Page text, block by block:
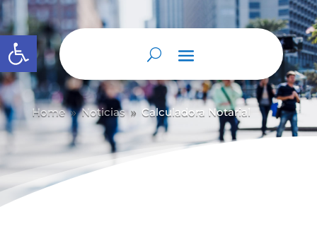
Abrir barra de herramientas
Home 9 Noticias 9 Calculadora Notarial